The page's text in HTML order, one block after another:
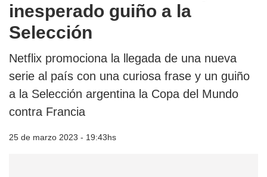
inesperado guiño a la
Selección
Netflix promociona la llegada de una nueva
serie al país con una curiosa frase y un guiño
a la Selección argentina la Copa del Mundo
contra Francia
25 de marzo 2023 - 19:43hs